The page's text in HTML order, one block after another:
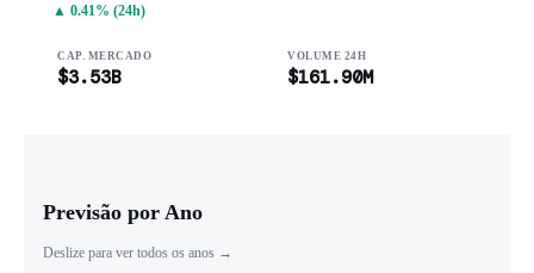
▲ 0.41% (24h)
CAP. MERCADO
$3.53B
VOLUME 24H
$161.90M
Previsão por Ano
Deslize para ver todos os anos →